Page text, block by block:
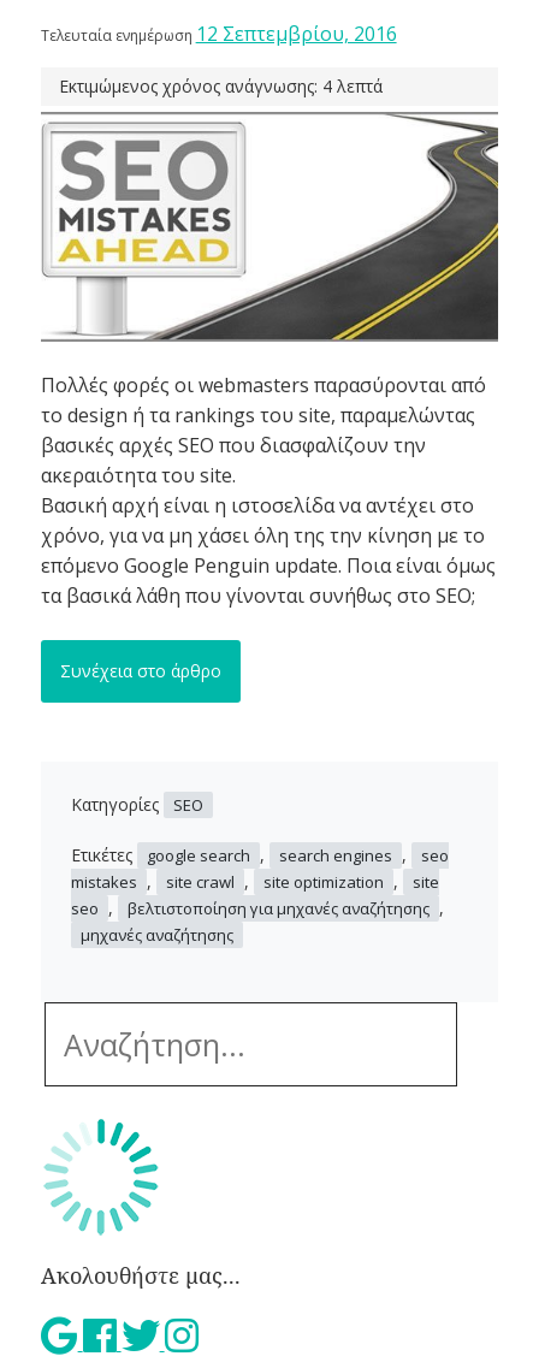
Τελευταία ενημέρωση 12 Σεπτεμβρίου, 2016
Εκτιμώμενος χρόνος ανάγνωσης: 4 λεπτά
Πολλές φορές οι webmasters παρασύρονται από
το design ή τα rankings του site, παραμελώντας
βασικές αρχές SEO που διασφαλίζουν την
ακεραιότητα του site.
Βασική αρχή είναι η ιστοσελίδα να αντέχει στο
χρόνο, για να μη χάσει όλη της την κίνηση με το
επόμενο Google Penguin update. Ποια είναι όμως
τα βασικά λάθη που γίνονται συνήθως στο SEO;
Συνέχεια στο άρθρο
Κατηγορίες SEO
Ετικέτες google search , search engines ,
seo
mistakes , site crawl , site optimization ,
site
seo , βελτιστοποίηση για μηχανές αναζήτησης ,
μηχανές αναζήτησης
Ακολουθήστε μας...